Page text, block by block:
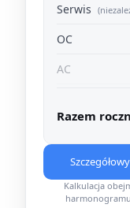
Serwis
OC
AC
Razem
Kalkulacja